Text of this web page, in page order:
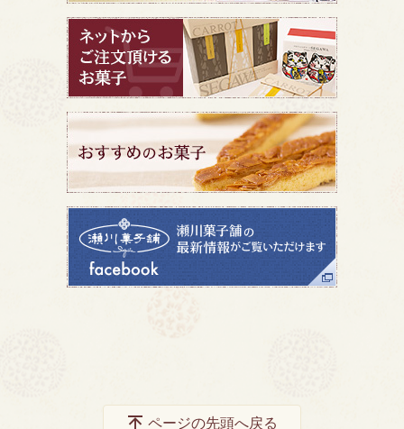
ページの先頭へ戻る